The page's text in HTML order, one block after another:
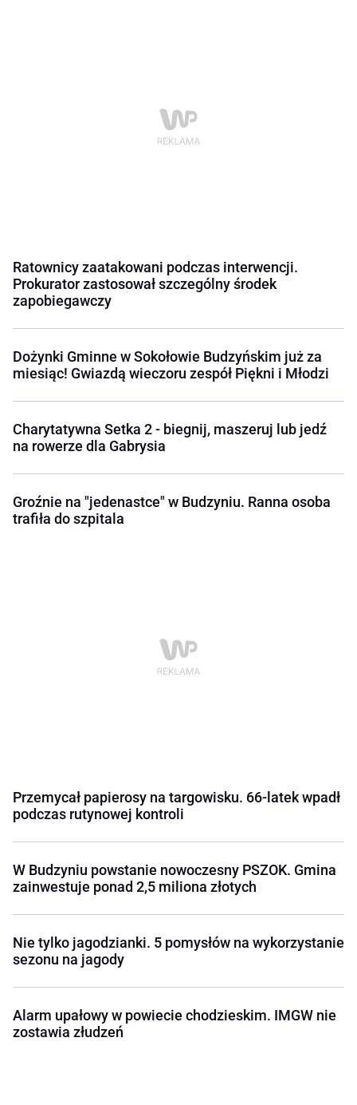
Ratownicy zaatakowani podczas interwencji.
Prokurator zastosował szczególny środek
zapobiegawczy
Dożynki Gminne w Sokołowie Budzyńskim już za
miesiąc! Gwiazdą wieczoru zespół Piękni i Młodzi
Charytatywna Setka 2 - biegnij, maszeruj lub jedź
na rowerze dla Gabrysia
Groźnie na "jedenastce" w Budzyniu. Ranna osoba
trafiła do szpitala
Przemycał papierosy na targowisku. 66-latek wpadł
podczas rutynowej kontroli
W Budzyniu powstanie nowoczesny PSZOK. Gmina
zainwestuje ponad 2,5 miliona złotych
Nie tylko jagodzianki. 5 pomysłów na wykorzystanie
sezonu na jagody
Alarm upałowy w powiecie chodzieskim. IMGW nie
zostawia złudzeń